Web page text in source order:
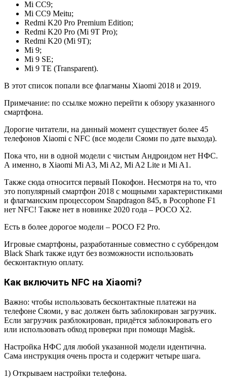
Mi CC9;
Mi CC9 Meitu;
Redmi K20 Pro Premium Edition;
Redmi K20 Pro (Mi 9T Pro);
Redmi K20 (Mi 9T);
Mi 9;
Mi 9 SE;
Mi 9 TE (Transparent).
В этот список попали все флагманы Xiaomi 2018 и 2019.
Примечание: по ссылке можно перейти к обзору указанного
смартфона.
Дорогие читатели, на данный момент существует более 45
телефонов Xiaomi с NFC (все модели Сяоми по дате выхода).
Пока что, ни в одной модели с чистым Андроидом нет НФС.
А именно, в Xiaomi Mi A3, Mi A2, Mi A2 Lite и Mi A1.
Также сюда относится первый Покофон. Несмотря на то, что
это популярный смартфон 2018 с мощными характеристиками
и флагманским процессором Snapdragon 845, в Pocophone F1
нет NFC! Также нет в новинке 2020 года – POCO X2.
Есть в более дорогое модели – POCO F2 Pro.
Игровые смартфоны, разработанные совместно с суббрендом
Black Shark также идут без возможности использовать
бесконтактную оплату.
Как включить NFC на Xiaomi?
Важно: чтобы использовать бесконтактные платежи на
телефоне Сяоми, у вас должен быть заблокирован загрузчик.
Если загрузчик разблокирован, придётся заблокировать его
или использовать обход проверки при помощи Magisk.
Настройка НФС для любой указанной модели идентична.
Сама инструкция очень проста и содержит четыре шага.
1) Открываем настройки телефона.